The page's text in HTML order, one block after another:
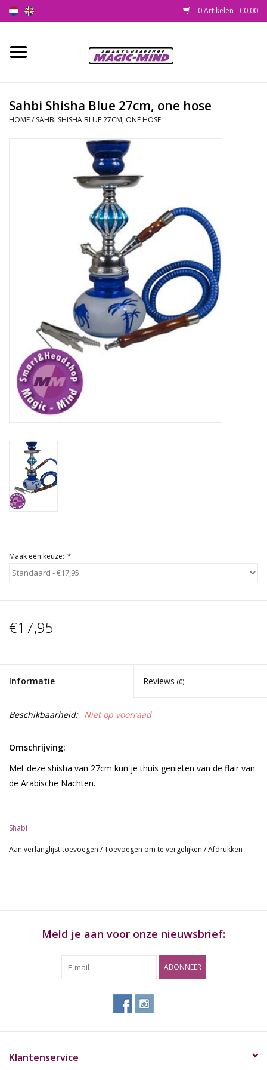
0 Artikelen - €0,00
Home
Smartshop
Sahbi Shisha Blue 27cm, one hose
HOME/ SAHBI SHISHA BLUE 27CM, ONE HOSE
Maak een keuze: *
€17,95
Informatie Reviews (0)
Beschikbaarheid: Niet op voorraad
Omschrijving:
Met deze shisha van 27cm kun je thuis genieten van de flair van
de Arabische Nachten.
Shabi
Aan verlanglijst toevoegen /Toevoegen om te vergelijken /Afdrukken
Meld je aan voor onze nieuwsbrief:
ABONNEER
Klantenservice